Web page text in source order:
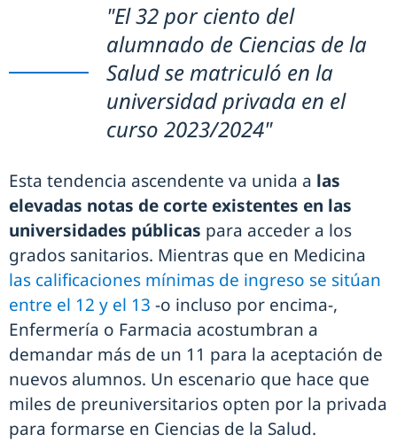
"El 32 por ciento del
alumnado de Ciencias de la
Salud se matriculó en la
universidad privada en el
curso 2023/2024"
Esta tendencia ascendente va unida a las
elevadas notas de corte existentes en las
universidades públicas para acceder a los
grados sanitarios. Mientras que en Medicina
las calificaciones mínimas de ingreso se sitúan
entre el 12 y el 13 -o incluso por encima-,
Enfermería o Farmacia acostumbran a
demandar más de un 11 para la aceptación de
nuevos alumnos. Un escenario que hace que
miles de preuniversitarios opten por la privada
para formarse en Ciencias de la Salud.